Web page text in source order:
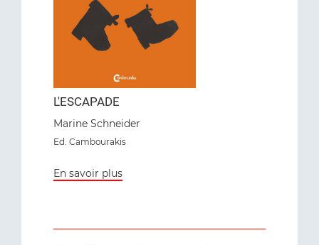
L'ESCAPADE
Marine Schneider
Ed. Cambourakis
En savoir plus